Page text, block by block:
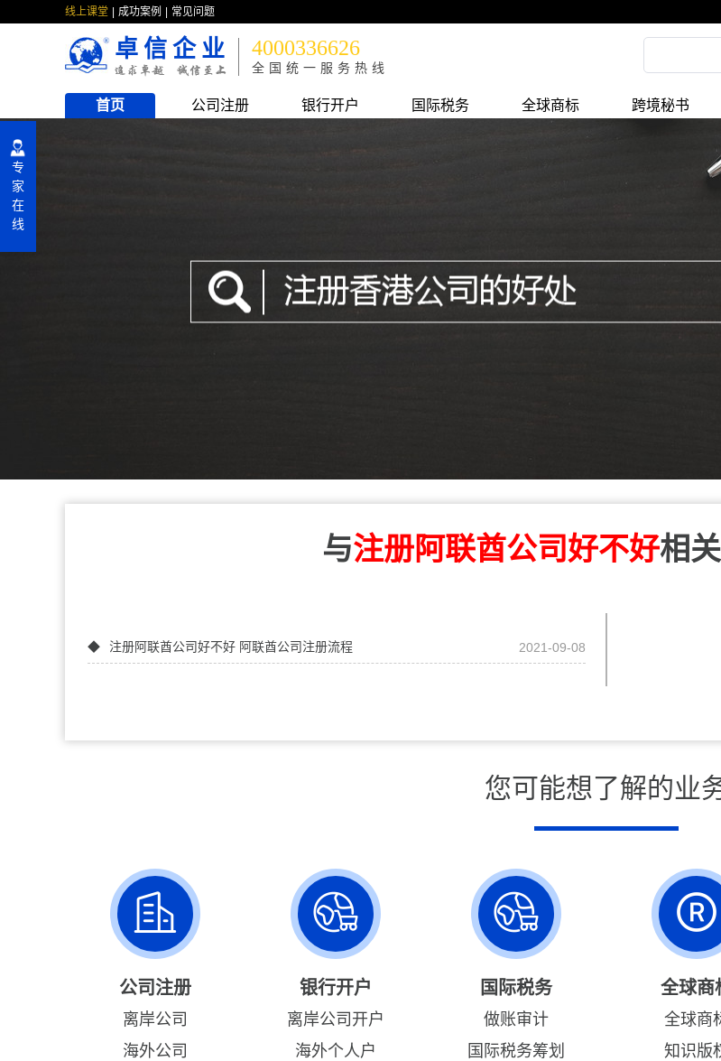
线上课堂 成功案例 常见问题
卓信企业 4000336626
全国统一服务热线
首页 公司注册 银行开户 国际税务 全球商标 跨境秘书
与注册阿联酋公司好不好相
注册阿联酋公司好不好 阿联酋公司注册流程 2021-09-08
您可能想了解的业
公司注册
离岸公司
海外公司
银行开户
离岸公司开户
海外个人户
国际税务
做账审计
国际税务筹划
全球商
全球商
知识版
专
家
在
线